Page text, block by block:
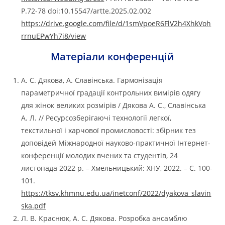
P.72-78 doi:10.15547/artte.2025.02.002
https://drive.google.com/file/d/1smVpoeR6FlV2h4XhkVoh
rrnuEPwYh7i8/view
Матеріали конференцій
А. С. Дякова, А. Славінська. Гармонізація
параметричної градації контрольних вимірів одягу
для жінок великих розмірів / Дякова А. С., Славінська
А. Л. // Ресурсозберігаючі технології легкої,
текстильної і харчової промисловості: збірник тез
доповідей Міжнародної науково-практичної Інтернет-
конференції молодих вчених та студентів, 24
листопада 2022 р. – Хмельницький: ХНУ, 2022. – С. 100-
101.
https://tksv.khmnu.edu.ua/inetconf/2022/dyakova_slavin
ska.pdf
Л. В. Краснюк, А. С. Дякова. Розробка ансамблю